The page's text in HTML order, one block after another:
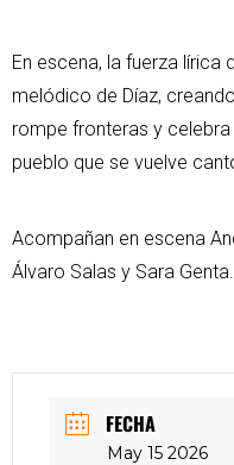
En escena, la fuerza lírica
melódico de Díaz,
rompe fronteras y celebra
pueblo que se vuelve
Acompañan en escena
Álvaro Salas y Sara Genta.
FECHA
May 15 2026